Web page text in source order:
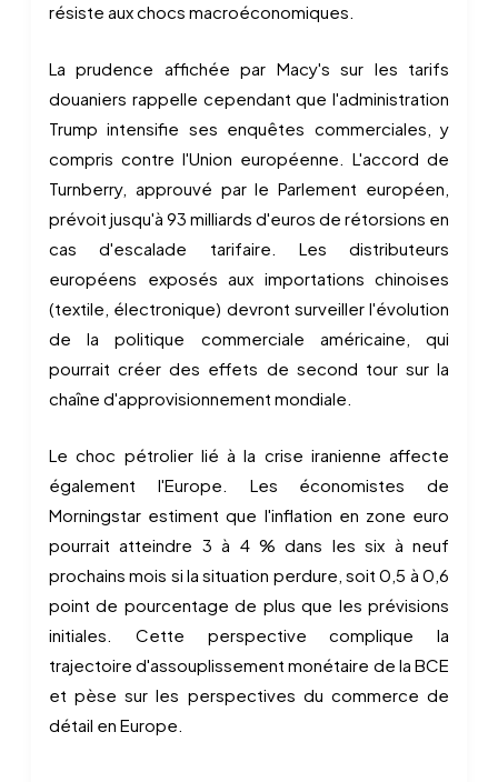
résiste aux chocs macroéconomiques.
La prudence affichée par Macy's sur les tarifs
douaniers rappelle cependant que l'administration
Trump intensifie ses enquêtes commerciales, y
compris contre l'Union européenne. L'accord de
Turnberry, approuvé par le Parlement européen,
prévoit jusqu'à 93 milliards d'euros de rétorsions en
cas d'escalade tarifaire. Les distributeurs
européens exposés aux importations chinoises
(textile, électronique) devront surveiller l'évolution
de la politique commerciale américaine, qui
pourrait créer des effets de second tour sur la
chaîne d'approvisionnement mondiale.
Le choc pétrolier lié à la crise iranienne affecte
également l'Europe. Les économistes de
Morningstar estiment que l'inflation en zone euro
pourrait atteindre 3 à 4 % dans les six à neuf
prochains mois si la situation perdure, soit 0,5 à 0,6
point de pourcentage de plus que les prévisions
initiales. Cette perspective complique la
trajectoire d'assouplissement monétaire de la BCE
et pèse sur les perspectives du commerce de
détail en Europe.